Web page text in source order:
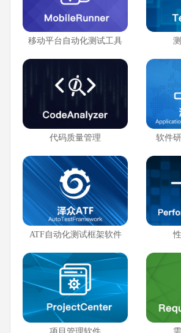
移动平台自动化测试工具
代码质量管理 软件
ATF自动化测试框架软件